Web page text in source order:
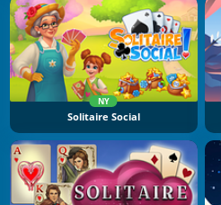
NY
Solitaire Social